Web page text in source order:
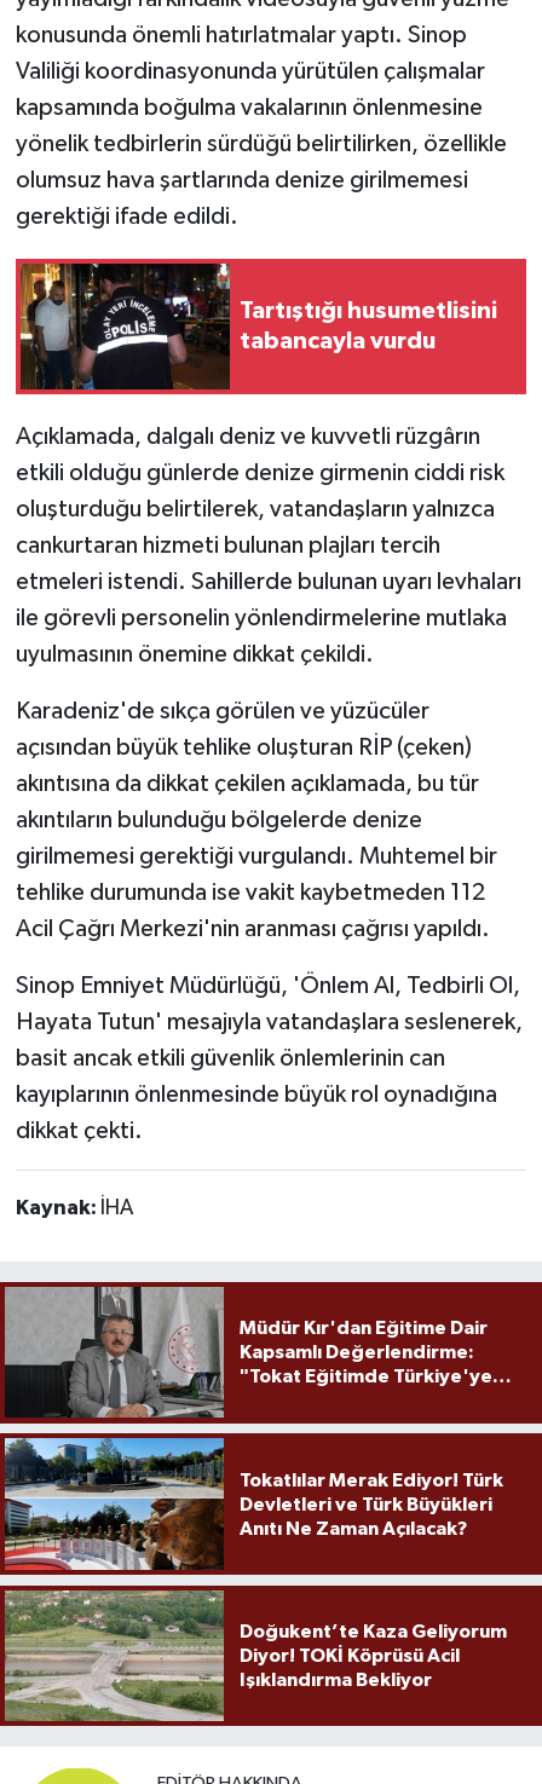
konusunda önemli hatırlatmalar yaptı. Sinop
Valiliği koordinasyonunda yürütülen çalışmalar
kapsamında boğulma vakalarının önlenmesine
yönelik tedbirlerin sürdüğü belirtilirken, özellikle
olumsuz hava şartlarında denize girilmemesi
gerektiği ifade edildi.
Tartıştığı husumetlisini
tabancayla vurdu
Açıklamada, dalgalı deniz ve kuvvetli rüzgârın
etkili olduğu günlerde denize girmenin ciddi risk
oluşturduğu belirtilerek, vatandaşların yalnızca
cankurtaran hizmeti bulunan plajları tercih
etmeleri istendi. Sahillerde bulunan uyarı levhaları
ile görevli personelin yönlendirmelerine mutlaka
uyulmasının önemine dikkat çekildi.
Karadeniz'de sıkça görülen ve yüzücüler
açısından büyük tehlike oluşturan RİP (çeken)
akıntısına da dikkat çekilen açıklamada, bu tür
akıntıların bulunduğu bölgelerde denize
girilmemesi gerektiği vurgulandı. Muhtemel bir
tehlike durumunda ise vakit kaybetmeden 112
Acil Çağrı Merkezi'nin aranması çağrısı yapıldı.
Sinop Emniyet Müdürlüğü, 'Önlem Al, Tedbirli Ol,
Hayata Tutun' mesajıyla vatandaşlara seslenerek,
basit ancak etkili güvenlik önlemlerinin can
kayıplarının önlenmesinde büyük rol oynadığına
dikkat çekti.
Kaynak: İHA
Müdür Kır'dan Eğitime Dair
Kapsamlı Değerlendirme:
"Tokat Eğitimde Türkiye'ye
Tokatlılar Merak Ediyor! Türk
Devletleri ve Türk Büyükleri
Anıtı Ne Zaman Açılacak?
Doğukent’te Kaza Geliyorum
Diyor! TOKİ Köprüsü Acil
Işıklandırma Bekliyor